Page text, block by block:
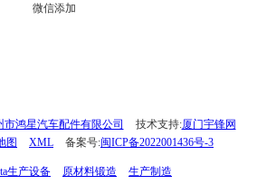
微信添加
市鸿星汽车配件有限公司 技术支持:厦门宇锋网
图 XML 备案号:闽ICP备2022001436号-3
生产设备 原材料锻造 生产制造